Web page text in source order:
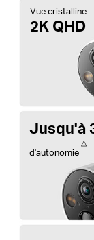
Jusqu'à
d'autonomie
△
Vue cristalline
2K QHD